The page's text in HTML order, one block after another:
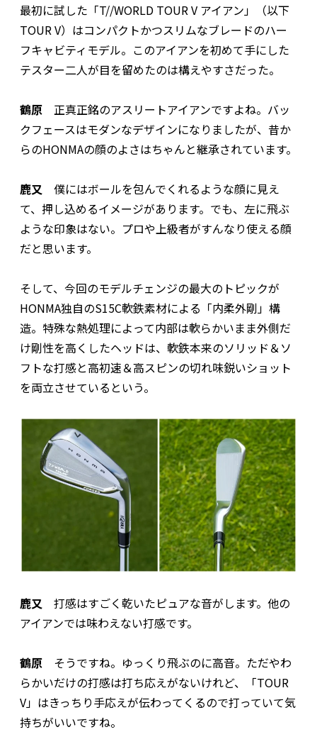
最初に試した「T//WORLD TOUR V アイアン」（以下
TOUR V）はコンパクトかつスリムなブレードのハー
フキャビティモデル。このアイアンを初めて手にした
テスター二人が目を留めたのは構えやすさだった。
鶴原 正真正銘のアスリートアイアンですよね。バッ
クフェースはモダンなデザインになりましたが、昔か
らのHONMAの顔のよさはちゃんと継承されています。
鹿又 僕にはボールを包んでくれるような顔に見え
て、押し込めるイメージがあります。でも、左に飛ぶ
ような印象はない。プロや上級者がすんなり使える顔
だと思います。
そして、今回のモデルチェンジの最大のトピックが
HONMA独自のS15C軟鉄素材による「内柔外剛」構
造。特殊な熱処理によって内部は軟らかいまま外側だ
け剛性を高くしたヘッドは、軟鉄本来のソリッド＆ソ
フトな打感と高初速＆高スピンの切れ味鋭いショット
を両立させているという。
鹿又 打感はすごく乾いたピュアな音がします。他の
アイアンでは味わえない打感です。
鶴原 そうですね。ゆっくり飛ぶのに高音。ただやわ
らかいだけの打感は打ち応えがないけれど、「TOUR
V」はきっちり手応えが伝わってくるので打っていて気
持ちがいいですね。